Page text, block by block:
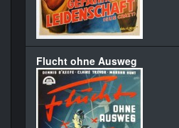
Flucht ohne Ausweg